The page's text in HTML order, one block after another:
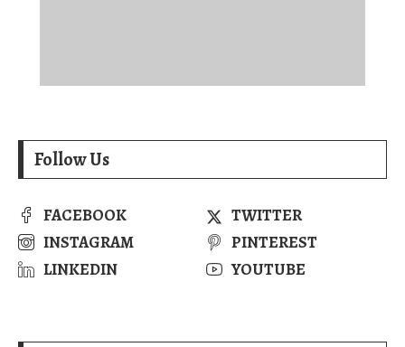
Follow Us
FACEBOOK
TWITTER
INSTAGRAM
PINTEREST
LINKEDIN
YOUTUBE